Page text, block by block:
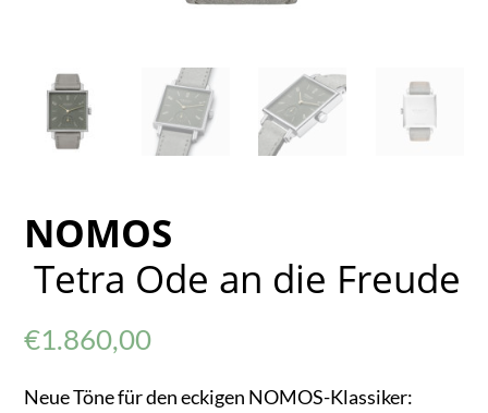
NOMOS
Tetra Ode an die Freude
€1.860,00
Neue Töne für den eckigen NOMOS-Klassiker: